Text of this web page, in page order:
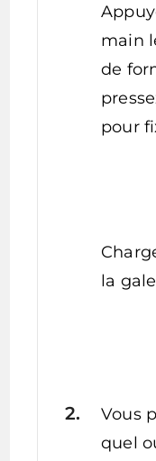
main
de
pour
la
Vous
quel